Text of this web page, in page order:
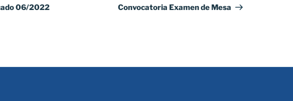
06/2022
entrada
Convocatoria Examen de Mesa